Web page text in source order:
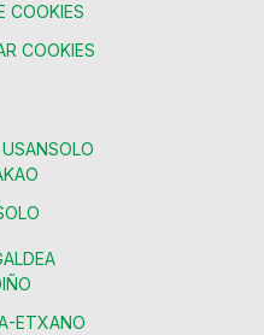
COOKIES
COOKIES
ETXANO